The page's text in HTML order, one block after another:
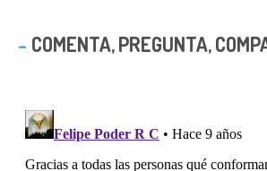
COMENTA, PREGUNTA,